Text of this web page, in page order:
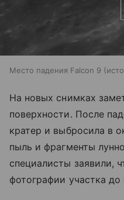
Место падения Falcon 9
На новых снимках
поверхности. После
кратер и выбросила в
пыль и фрагменты
специалисты заявили,
фотографии участка